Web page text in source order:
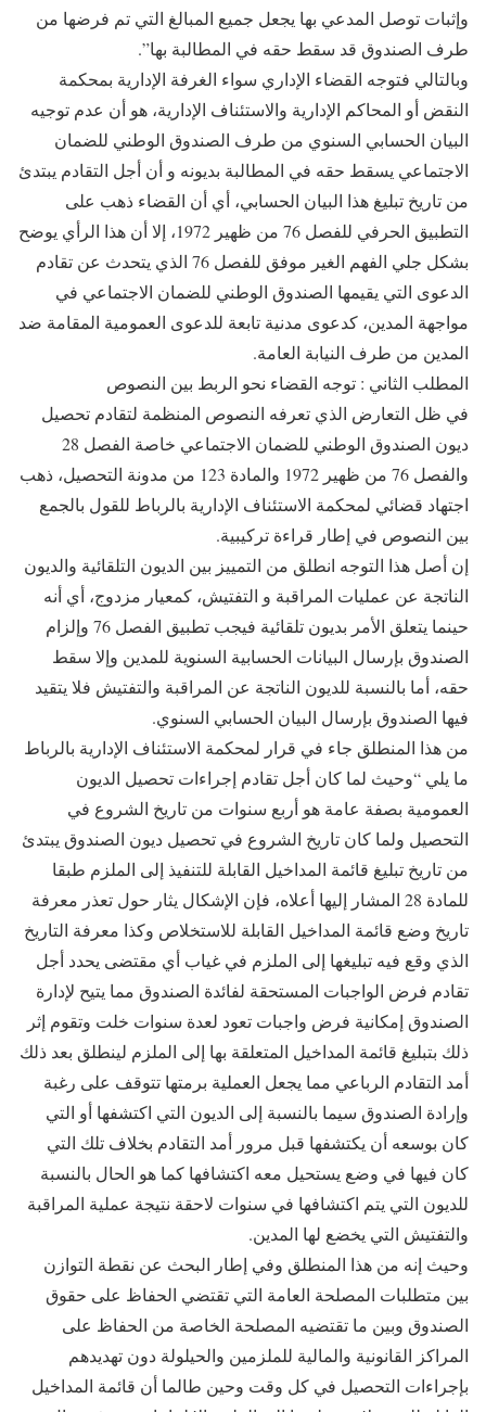
وإثبات توصل المدعي بها يجعل جميع المبالغ التي تم فرضها من
طرف الصندوق قد سقط حقه في المطالبة بها”.
وبالتالي فتوجه القضاء الإداري سواء الغرفة الإدارية بمحكمة
النقض أو المحاكم الإدارية والاستئناف الإدارية، هو أن عدم توجيه
البيان الحسابي السنوي من طرف الصندوق الوطني للضمان
الاجتماعي يسقط حقه في المطالبة بديونه و أن أجل التقادم يبتدئ
من تاريخ تبليغ هذا البيان الحسابي، أي أن القضاء ذهب على
التطبيق الحرفي للفصل 76 من ظهير 1972، إلا أن هذا الرأي يوضح
بشكل جلي الفهم الغير موفق للفصل 76 الذي يتحدث عن تقادم
الدعوى التي يقيمها الصندوق الوطني للضمان الاجتماعي في
مواجهة المدين، كدعوى مدنية تابعة للدعوى العمومية المقامة ضد
المدين من طرف النيابة العامة.
المطلب الثاني : توجه القضاء نحو الربط بين النصوص
في ظل التعارض الذي تعرفه النصوص المنظمة لتقادم تحصيل
ديون الصندوق الوطني للضمان الاجتماعي خاصة الفصل 28
والفصل 76 من ظهير 1972 والمادة 123 من مدونة التحصيل، ذهب
اجتهاد قضائي لمحكمة الاستئناف الإدارية بالرباط للقول بالجمع
بين النصوص في إطار قراءة تركيبية.
إن أصل هذا التوجه انطلق من التمييز بين الديون التلقائية والديون
الناتجة عن عمليات المراقبة و التفتيش، كمعيار مزدوج، أي أنه
حينما يتعلق الأمر بديون تلقائية فيجب تطبيق الفصل 76 وإلزام
الصندوق بإرسال البيانات الحسابية السنوية للمدين وإلا سقط
حقه، أما بالنسبة للديون الناتجة عن المراقبة والتفتيش فلا يتقيد
فيها الصندوق بإرسال البيان الحسابي السنوي.
من هذا المنطلق جاء في قرار لمحكمة الاستئناف الإدارية بالرباط
ما يلي “وحيث لما كان أجل تقادم إجراءات تحصيل الديون
العمومية بصفة عامة هو أربع سنوات من تاريخ الشروع في
التحصيل ولما كان تاريخ الشروع في تحصيل ديون الصندوق يبتدئ
من تاريخ تبليغ قائمة المداخيل القابلة للتنفيذ إلى الملزم طبقا
للمادة 28 المشار إليها أعلاه، فإن الإشكال يثار حول تعذر معرفة
تاريخ وضع قائمة المداخيل القابلة للاستخلاص وكذا معرفة التاريخ
الذي وقع فيه تبليغها إلى الملزم في غياب أي مقتضى يحدد أجل
تقادم فرض الواجبات المستحقة لفائدة الصندوق مما يتيح لإدارة
الصندوق إمكانية فرض واجبات تعود لعدة سنوات خلت وتقوم إثر
ذلك بتبليغ قائمة المداخيل المتعلقة بها إلى الملزم لينطلق بعد ذلك
أمد التقادم الرباعي مما يجعل العملية برمتها تتوقف على رغبة
وإرادة الصندوق سيما بالنسبة إلى الديون التي اكتشفها أو التي
كان بوسعه أن يكتشفها قبل مرور أمد التقادم بخلاف تلك التي
كان فيها في وضع يستحيل معه اكتشافها كما هو الحال بالنسبة
للديون التي يتم اكتشافها في سنوات لاحقة نتيجة عملية المراقبة
والتفتيش التي يخضع لها المدين.
وحيث إنه من هذا المنطلق وفي إطار البحث عن نقطة التوازن
بين متطلبات المصلحة العامة التي تقتضي الحفاظ على حقوق
الصندوق وبين ما تقتضيه المصلحة الخاصة من الحفاظ على
المراكز القانونية والمالية للملزمين والحيلولة دون تهديدهم
بإجراءات التحصيل في كل وقت وحين طالما أن قائمة المداخيل